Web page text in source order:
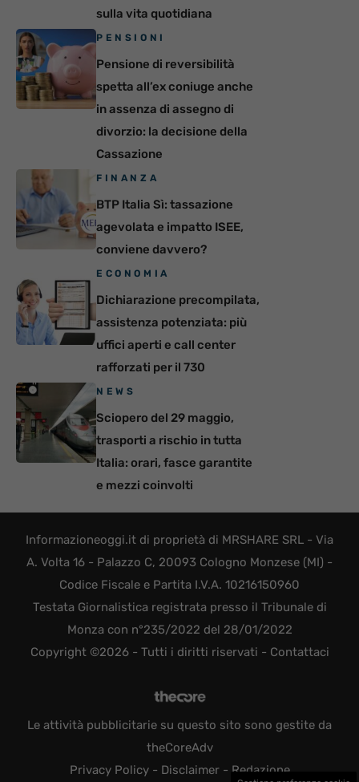
sulla vita quotidiana
PENSIONI
Pensione di reversibilità
spetta all’ex coniuge anche
in assenza di assegno di
divorzio: la decisione della
Cassazione
FINANZA
BTP Italia Sì: tassazione
agevolata e impatto ISEE,
conviene davvero?
ECONOMIA
Dichiarazione precompilata,
assistenza potenziata: più
uffici aperti e call center
rafforzati per il 730
NEWS
Sciopero del 29 maggio,
trasporti a rischio in tutta
Italia: orari, fasce garantite
e mezzi coinvolti
Informazioneoggi.it di proprietà di MRSHARE SRL - Via
A. Volta 16 - Palazzo C, 20093 Cologno Monzese (MI) -
Codice Fiscale e Partita I.V.A. 10216150960
Testata Giornalistica registrata presso il Tribunale di
Monza con n°235/2022 del 28/01/2022
Copyright ©2026 - Tutti i diritti riservati - Contattaci
Le attività pubblicitarie su questo sito sono gestite da
theCoreAdv
Privacy Policy- Disclaimer- Redazione